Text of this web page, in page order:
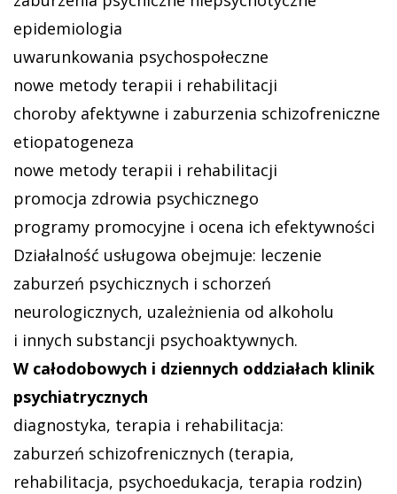
epidemiologia
uwarunkowania psychospołeczne
nowe metody terapii i rehabilitacji
choroby afektywne i zaburzenia schizofreniczne
etiopatogeneza
nowe metody terapii i rehabilitacji
promocja zdrowia psychicznego
programy promocyjne i ocena ich efektywności
Działalność usługowa obejmuje: leczenie
zaburzeń psychicznych i schorzeń
neurologicznych, uzależnienia od alkoholu
i innych substancji psychoaktywnych.
W całodobowych i dziennych oddziałach klinik
psychiatrycznych
diagnostyka, terapia i rehabilitacja:
zaburzeń schizofrenicznych (terapia,
rehabilitacja, psychoedukacja, terapia rodzin)